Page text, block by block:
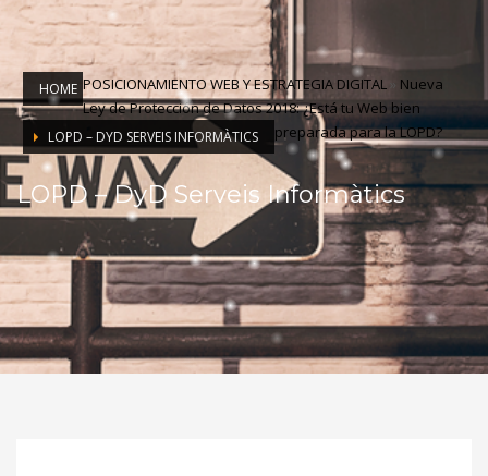
HOME POSICIONAMIENTO WEB Y ESTRATEGIA DIGITAL
Nueva
Ley de Protección de Datos 2018: ¿Está tu Web bien
preparada para la LOPD?
LOPD – DYD SERVEIS INFORMÀTICS
LOPD – DyD Serveis Informàtics